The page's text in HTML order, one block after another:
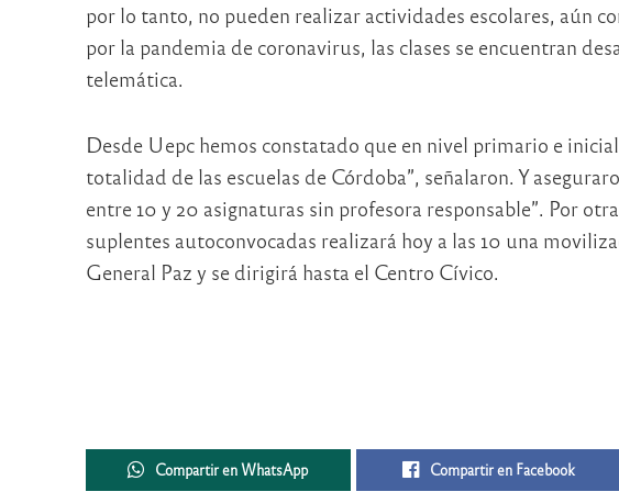
por lo tanto, no pueden realizar actividades escolares, aún
por la pandemia de coronavirus, las clases se encuentran
telemática.
Desde Uepc hemos constatado que en nivel primario e
totalidad de las escuelas de Córdoba”, señalaron. Y
entre 10 y 20 asignaturas sin profesora responsable”. Por
suplentes autoconvocadas realizará hoy a las 10 una
General Paz y se dirigirá hasta el Centro Cívico.
Compartir en WhatsApp Compartir en Facebook